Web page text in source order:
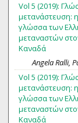
Vol 5 (2019):
μετανάστευση: η
γλώσσα των
μεταναστών
Καναδά
Angela Ralli,
Vol 5 (2019):
μετανάστευση: η
γλώσσα των
μεταναστών
Καναδά